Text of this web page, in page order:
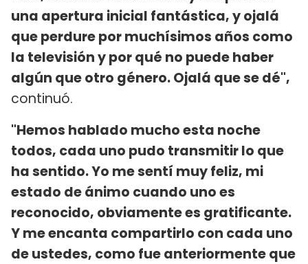
una apertura inicial fantástica, y ojalá
que perdure por muchísimos años como
la televisión y por qué no puede haber
algún que otro género. Ojalá que se dé",
continuó.
"Hemos hablado mucho esta noche
todos, cada uno pudo transmitir lo que
ha sentido. Yo me sentí muy feliz, mi
estado de ánimo cuando uno es
reconocido, obviamente es gratificante.
Y me encanta compartirlo con cada uno
de ustedes, como fue anteriormente que